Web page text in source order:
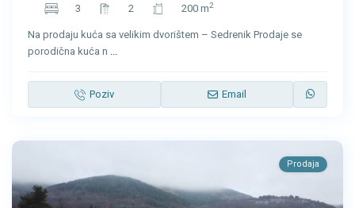
3 2 200 m2
Na prodaju kuća sa velikim dvorištem – Sedrenik Prodaje se
porodična kuća n ...
Poziv Email
Prodaja